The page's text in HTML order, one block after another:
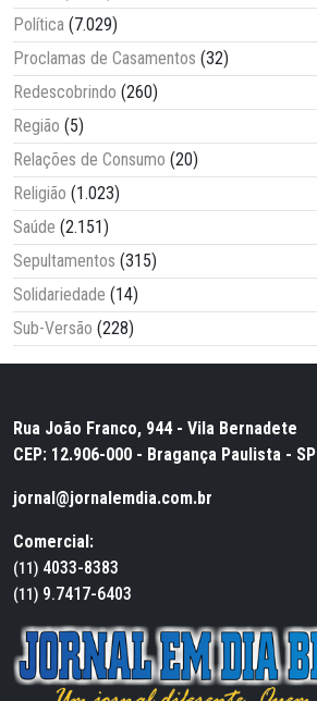
Política (7.029)
Proclamas de Casamentos (32)
Redescobrindo (260)
Região (5)
Relações de Consumo (20)
Religião (1.023)
Saúde (2.151)
Sepultamentos (315)
Solidariedade (14)
Sub-Versão (228)
Rua João Franco, 944 - Vila Bernadete
CEP: 12.906-000 - Bragança Paulista - SP
jornal@jornalemdia.com.br
Comercial:
(11) 4033-8383
(11) 9.7417-6403